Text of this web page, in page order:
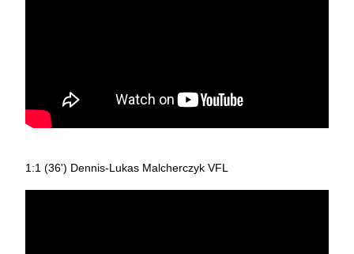
1:1 (36') Dennis-Lukas Malcherczyk VFL